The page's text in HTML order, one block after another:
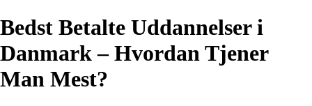
Bedst Betalte Uddannelser i
Danmark – Hvordan Tjener
Man Mest?